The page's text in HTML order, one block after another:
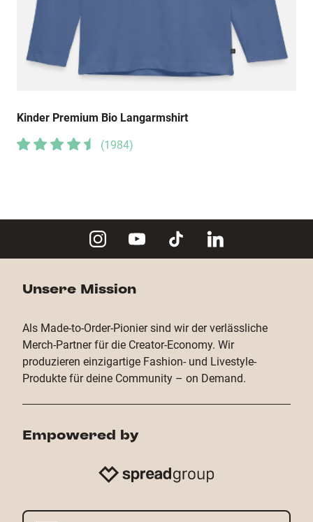
Kinder Premium Bio Langarmshirt
(1984)
Unsere Mission
Als Made-to-Order-Pionier sind wir der verlässliche
Merch-Partner für die Creator-Economy. Wir
produzieren einzigartige Fashion- und Livestyle-
Produkte für deine Community – on Demand.
Empowered by